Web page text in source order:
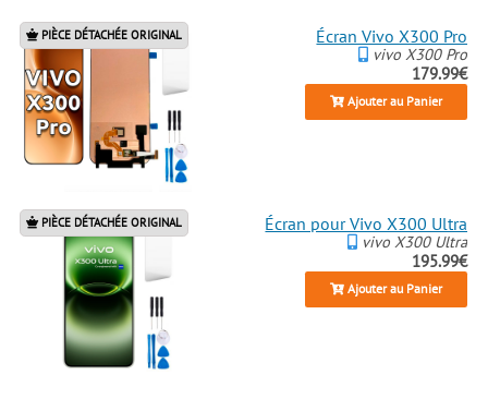
PIÈCE DÉTACHÉE ORIGINAL Écran Vivo X300 Pro
vivo X300 Pro
179.99€
Ajouter au Panier
PIÈCE DÉTACHÉE ORIGINAL Écran pour Vivo X300 Ultra
vivo X300 Ultra
195.99€
Ajouter au Panier